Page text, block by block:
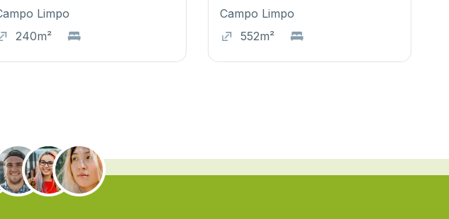
Limpo
240m²
Campo Limpo
552m²